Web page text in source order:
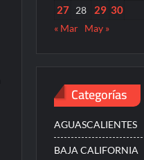
27
28 29 30
« Mar May »
Categorías
AGUASCALIENTES
BAJA CALIFORNIA